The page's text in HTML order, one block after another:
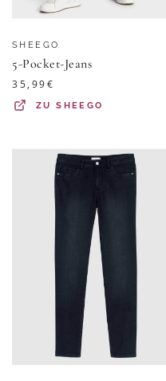
SHEEGO
5-Pocket-Jeans
35,99€
ZUSHEEGO